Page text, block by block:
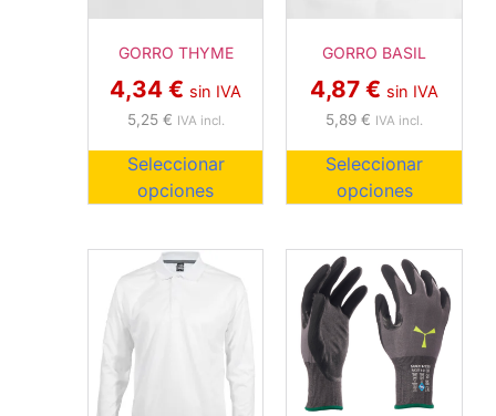
GORRO THYME
4,34€ sin IVA
5,25 € IVA incl.
Seleccionar
opciones
GORRO BASIL
4,87€ sin IVA
5,89€ IVA incl.
Seleccionar
opciones